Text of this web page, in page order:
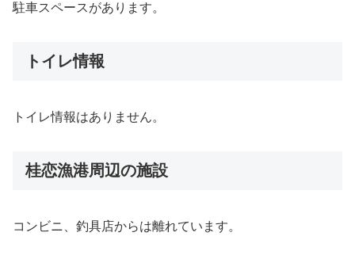
駐車スペースがあります。
トイレ情報
トイレ情報はありません。
桂恋漁港周辺の施設
コンビニ、釣具店からは離れています。